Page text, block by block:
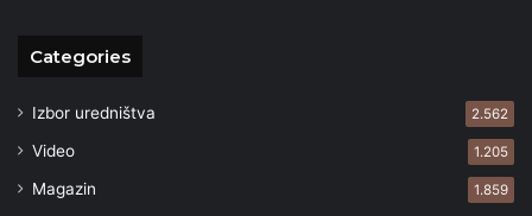
Categories
Izbor uredništva 2.562
Video 1.205
Magazin 1.859